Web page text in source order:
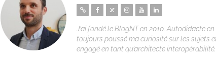
J’ai fondé le BlogNT en 2010. Autodidacte
toujours poussé ma curiosité sur les sujets
engagé en tant qu’architecte interopérabilité.